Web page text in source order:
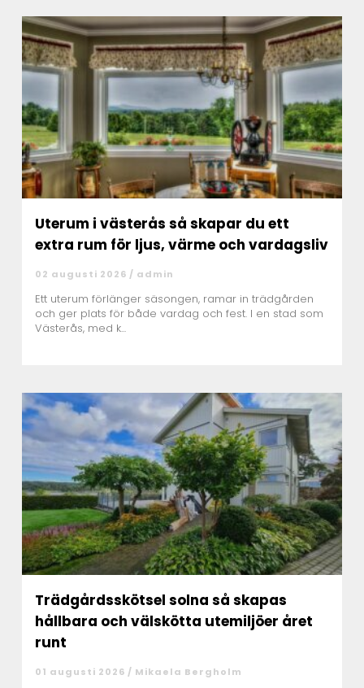
Uterum i västerås så skapar du ett
extra rum för ljus, värme och vardagsliv
02 augusti 2026 / admin
Ett uterum förlänger säsongen, ramar in trädgården
och ger plats för både vardag och fest. I en stad som
Västerås, med k...
Trädgårdsskötsel solna så skapas
hållbara och välskötta utemiljöer året
runt
01 augusti 2026 / Mikaela Bergholm